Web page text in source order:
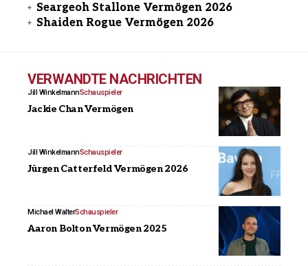
Seargeoh Stallone Vermögen 2026
Shaiden Rogue Vermögen 2026
VERWANDTE NACHRICHTEN
Jill WinkelmannSchauspieler
Jackie Chan Vermögen
Jill WinkelmannSchauspieler
Jürgen Catterfeld Vermögen 2026
Michael WalterSchauspieler
Aaron Bolton Vermögen 2025